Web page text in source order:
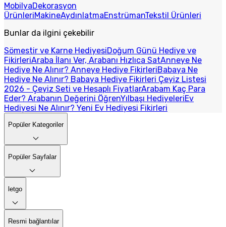
MobilyaDekorasyon
ÜrünleriMakineAydınlatmaEnstrümanTekstil Ürünleri
Bunlar da ilgini çekebilir
Sömestir ve Karne HediyesiDoğum Günü Hediye ve
FikirleriAraba İlanı Ver, Arabanı Hızlıca SatAnneye Ne
Hediye Ne Alınır? Anneye Hediye FikirleriBabaya Ne
Hediye Ne Alınır? Babaya Hediye Fikirleri Çeyiz Listesi
2026 - Çeyiz Seti ve Hesaplı FiyatlarArabam Kaç Para
Eder? Arabanın Değerini ÖğrenYılbaşı HediyeleriEv
Hediyesi Ne Alınır? Yeni Ev Hediyesi Fikirleri
Popüler Kategoriler
Popüler Sayfalar
letgo
Resmi bağlantılar